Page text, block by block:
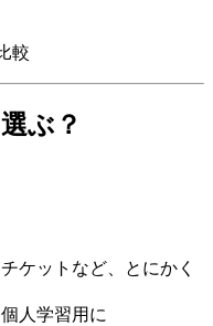
ぶ？
ケットなど、とにかく
人学習用に